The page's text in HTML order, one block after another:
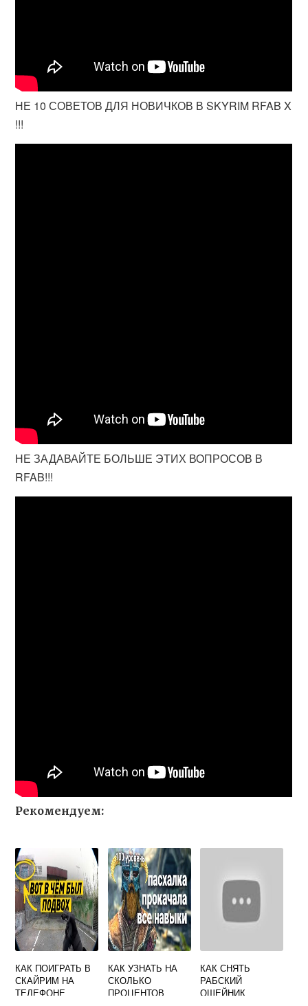
НЕ 10 СОВЕТОВ ДЛЯ НОВИЧКОВ В SKYRIM RFAB X
!!!
НЕ ЗАДАВАЙТЕ БОЛЬШЕ ЭТИХ ВОПРОСОВ В
RFAB!!!
Рекомендуем:
КАК ПОИГРАТЬ В
СКАЙРИМ НА
ТЕЛЕФОНЕ
КАК УЗНАТЬ НА
СКОЛЬКО
ПРОЦЕНТОВ
КАК СНЯТЬ
РАБСКИЙ
ОШЕЙНИК